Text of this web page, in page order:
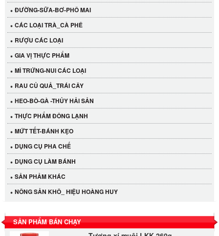
ĐƯỜNG-SỮA-BƠ-PHÔ MAI
CÁC LOẠI TRÀ_CÀ PHÊ
RƯỢU CÁC LOẠI
GIA VỊ THỰC PHẨM
MÌ TRỨNG-NUI CÁC LOẠI
RAU CỦ QUẢ_TRÁI CÂY
HEO-BÒ-GÀ -THỦY HẢI SẢN
THỰC PHẨM ĐÔNG LẠNH
MỨT TẾT-BÁNH KẸO
DỤNG CỤ PHA CHẾ
DỤNG CỤ LÀM BÁNH
SẢN PHẢM KHÁC
NÔNG SẢN KHÔ_ HIỆU HOÀNG HUY
SẢN PHẨM BÁN CHẠY
Cần Tây Đà Lạt
40.000 VND
LỐC 12 HỦ Tương xí muội LKK 260g
Tương xí muội LKK 260g